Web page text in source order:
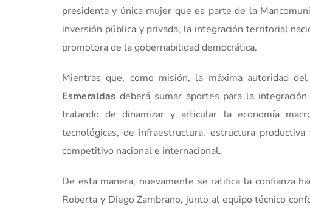
presidenta y única mujer que es parte de la
inversión pública y privada, la integración territorial
promotora de la gobernabilidad democrática.
Mientras que, como misión, la máxima autoridad del
Esmeraldas deberá sumar aportes para la
tratando de dinamizar y articular la economía
tecnológicas, de infraestructura, estructura
competitivo nacional e internacional.
De esta manera, nuevamente se ratifica la confianza
Roberta y Diego Zambrano, junto al equipo técnico